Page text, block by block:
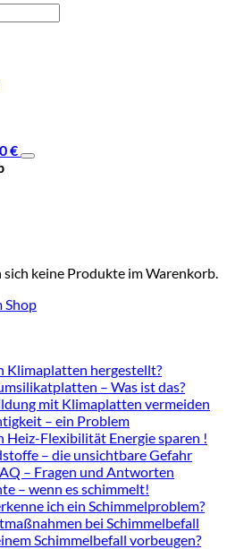
€
sich keine Produkte im Warenkorb.
Shop
Klimaplatten hergestellt?
– Was ist das?
mit Klimaplatten vermeiden
– ein Problem
Heiz-Flexibilität Energie sparen !
– die unsichtbare Gefahr
– Fragen und Antworten
– wenn es schimmelt!
ich ein Schimmelproblem?
bei Schimmelbefall
Schimmelbefall vorbeugen?